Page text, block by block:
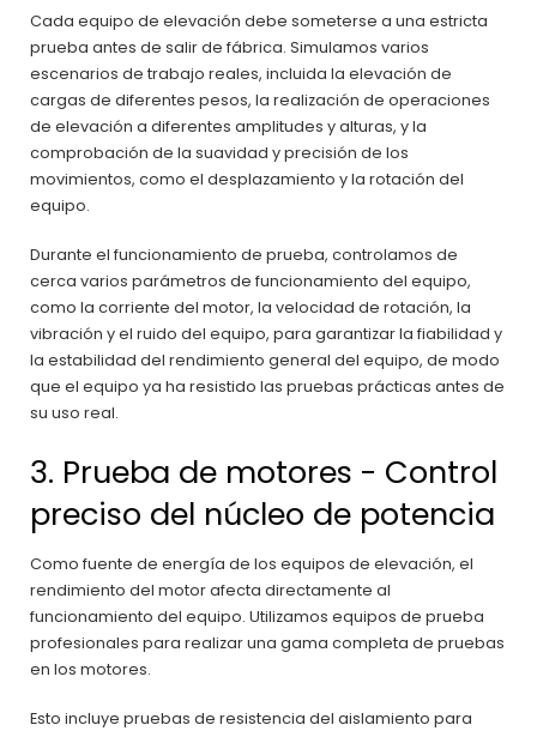
Cada equipo de elevación debe someterse a una estricta
prueba antes de salir de fábrica. Simulamos varios
escenarios de trabajo reales, incluida la elevación de
cargas de diferentes pesos, la realización de operaciones
de elevación a diferentes amplitudes y alturas, y la
comprobación de la suavidad y precisión de los
movimientos, como el desplazamiento y la rotación del
equipo.
Durante el funcionamiento de prueba, controlamos de
cerca varios parámetros de funcionamiento del equipo,
como la corriente del motor, la velocidad de rotación, la
vibración y el ruido del equipo, para garantizar la fiabilidad y
la estabilidad del rendimiento general del equipo, de modo
que el equipo ya ha resistido las pruebas prácticas antes de
su uso real.
3. Prueba de motores - Control
preciso del núcleo de potencia
Como fuente de energía de los equipos de elevación, el
rendimiento del motor afecta directamente al
funcionamiento del equipo. Utilizamos equipos de prueba
profesionales para realizar una gama completa de pruebas
en los motores.
Esto incluye pruebas de resistencia del aislamiento para